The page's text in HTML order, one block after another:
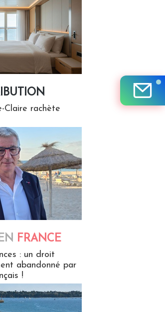
Claire rachète
FRANCE
: un droit
abandonné par
!